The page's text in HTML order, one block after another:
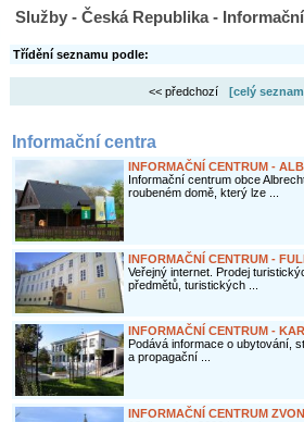
Služby - Česká Republika -
Třídění seznamu podle:
<< předchozí [celý
Informační centra
INFORMAČNÍ CENTRUM -
Informační centrum obce
roubeném domě, který lze ...
INFORMAČNÍ CENTRUM -
Veřejný internet. Prodej
předmětů, turistických ...
INFORMAČNÍ CENTRUM -
Podává informace o ubytování,
a propagační ...
INFORMAČNÍ CENTRUM